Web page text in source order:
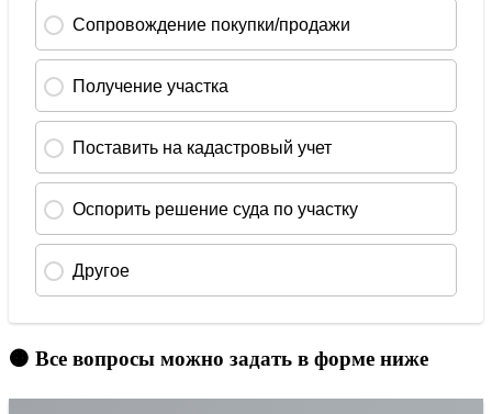
🟠 Все вопросы можно задать в форме ниже